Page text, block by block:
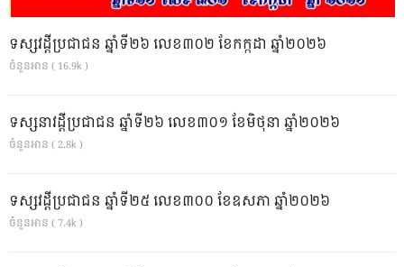
ទស្សវដ្តីប្រជាជន ឆ្នាំទី២៦ លេខ៣០២ ខែកក្កដា ឆ្នាំ២០២៦
ចំនួនអាន ( 16.9k )
ទស្សនាវដ្ដីប្រជាជន ឆ្នាំទី២៦ លេខ៣០១ ខែមិថុនា ឆ្នាំ២០២៦
ចំនួនអាន ( 2.8k )
ទស្សវដ្តីប្រជាជន ឆ្នាំទី២៥ លេខ៣០០ ខែឧសភា ឆ្នាំ២០២៦
ចំនួនអាន ( 7.4k )